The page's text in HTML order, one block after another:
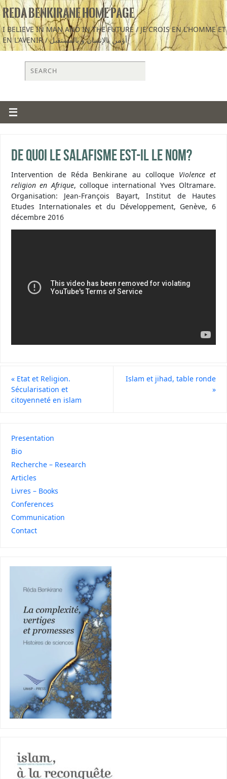
REDA BENKIRANE HOME PAGE
I BELIEVE IN MAN AND IN THE FUTURE / JE CROIS EN L'HOMME ET
EN L'AVENIR / أؤمن بالإنسان و بالمستقبل
De quoi le salafisme est-il le nom?
Intervention de Réda Benkirane au colloque Violence et
religion en Afrique, colloque international Yves Oltramare.
Organisation: Jean-François Bayart, Institut de Hautes
Etudes Internationales et du Développement, Genève, 6
décembre 2016
« Etat et Religion.
Sécularisation et
citoyenneté en islam
Islam et jihad, table ronde
»
Presentation
Bio
Recherche – Research
Articles
Livres – Books
Conferences
Communication
Contact